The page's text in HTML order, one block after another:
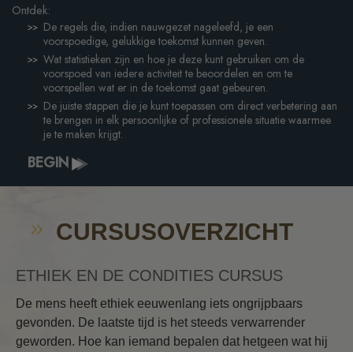
Ontdek:
De regels die, indien nauwgezet nageleefd, je een
voorspoedige, gelukkige toekomst kunnen geven.
Wat statistieken zijn en hoe je deze kunt gebruiken om de
voorspoed van iedere activiteit te beoordelen en om te
voorspellen wat er in de toekomst gaat gebeuren.
De juiste stappen die je kunt toepassen om direct verbetering aan
te brengen in elk persoonlijke of professionele situatie waarmee
je te maken krijgt.
BEGIN
CURSUSOVERZICHT
ETHIEK EN DE CONDITIES CURSUS
De mens heeft ethiek eeuwenlang iets ongrijpbaars
gevonden. De laatste tijd is het steeds verwarrender
geworden. Hoe kan iemand bepalen dat hetgeen wat hij